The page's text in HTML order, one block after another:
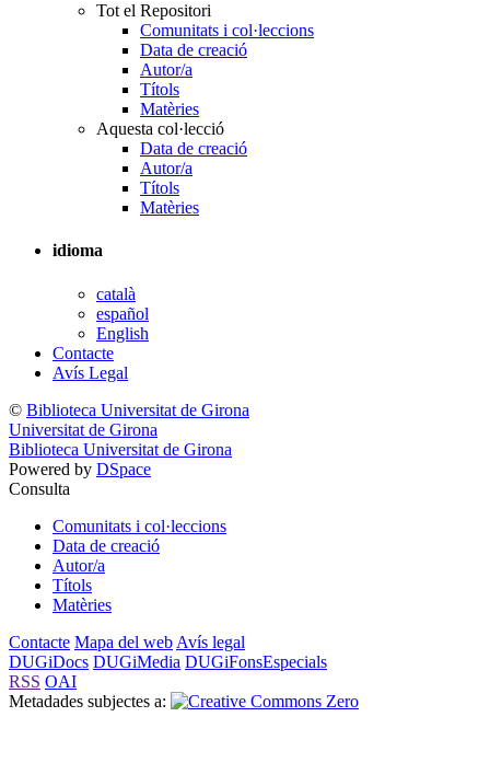
Tot el Repositori
Comunitats i col·leccions
Data de creació
Autor/a
Títols
Matèries
Aquesta col·lecció
Data de creació
Autor/a
Títols
Matèries
idioma
català
español
English
Contacte
Avís Legal
© Biblioteca Universitat de Girona
Universitat de Girona
Biblioteca Universitat de Girona
Powered by DSpace
Consulta
Comunitats i col·leccions
Data de creació
Autor/a
Títols
Matèries
Contacte Mapa del web Avís legal
DUGiDocs DUGiMedia DUGiFonsEspecials
RSS OAI
Metadades subjectes a: